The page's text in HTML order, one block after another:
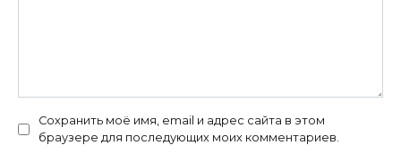
Сохранить моё имя, email и адрес сайта в этом
браузере для последующих моих комментариев.